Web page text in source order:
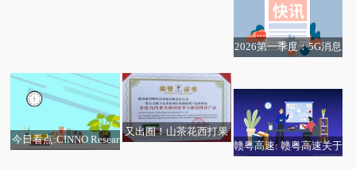
2026第一季度：5G消息
看料
今日看点:CINNO Resear
又出圈！山茶花西打果
赣粤高速: 赣粤高速关于